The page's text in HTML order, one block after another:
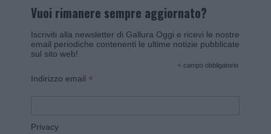
Vuoi rimanere sempre aggiornato?
Iscriviti alla newsletter di Gallura Oggi e ricevi le nostre
email periodiche contenenti le ultime notizie pubblicate
sul sito web!
* campo obbligatorio
Indirizzo email *
Privacy